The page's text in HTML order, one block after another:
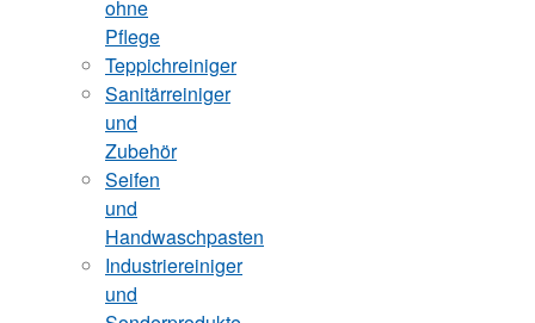
ohne
Pflege
Teppichreiniger
Sanitärreiniger
und
Zubehör
Seifen
und
Handwaschpasten
Industriereiniger
und